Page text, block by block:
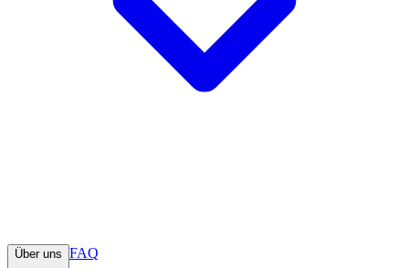
Über uns FAQ